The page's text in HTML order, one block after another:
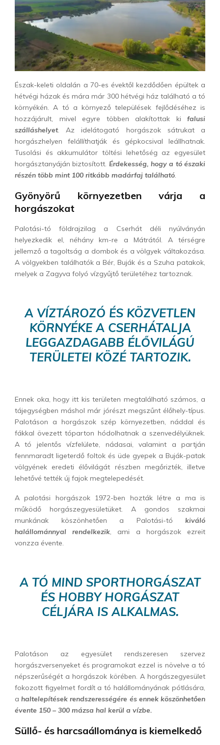
Észak-keleti oldalán a 70-es évektől kezdődően épültek a
hétvégi házak és mára már 300 hétvégi ház található a tó
környékén. A tó a környező települések fejlődéséhez is
hozzájárult, mivel egyre többen alakítottak ki falusi
szálláshelyet. Az idelátogató horgászok sátrukat a
horgászhelyen felállíthatják és gépkocsival leállhatnak.
Tusolási és akkumulátor töltési lehetőség az egyesület
horgásztanyáján biztosított. Érdekesség, hogy a tó északi
részén több mint 100 ritkább madárfaj található.
Gyönyörű környezetben várja a
horgászokat
Palotási-tó földrajzilag a Cserhát déli nyúlványán
helyezkedik el, néhány km-re a Mátrától. A térségre
jellemző a tagoltság a dombok és a völgyek váltakozása.
A völgyekben találhatók a Bér, Buják és a Szuha patakok,
melyek a Zagyva folyó vízgyűjtő területéhez tartoznak.
A VÍZTÁROZÓ ÉS KÖZVETLEN
KÖRNYÉKE A CSERHÁTALJA
LEGGAZDAGABB ÉLŐVILÁGÚ
TERÜLETEI KÖZÉ TARTOZIK.
Ennek oka, hogy itt kis területen megtalálható számos, a
tájegységben máshol már jórészt megszűnt élőhely-típus.
Palotáson a horgászok szép környezetben, náddal és
fákkal övezett tóparton hódolhatnak a szenvedélyüknek.
A tó jelentős vízfelülete, nádasai, valamint a partján
fennmaradt ligeterdő foltok és üde gyepek a Buják-patak
völgyének eredeti élővilágát részben megőrizték, illetve
lehetővé tették új fajok megtelepedését.
A palotási horgászok 1972-ben hozták létre a ma is
működő horgászegyesületüket. A gondos szakmai
munkának köszönhetően a Palotási-tó kiváló
halállománnyal rendelkezik, ami a horgászok ezreit
vonzza évente.
A TÓ MIND SPORTHORGÁSZAT
ÉS HOBBY HORGÁSZAT
CÉLJÁRA IS ALKALMAS.
Palotáson az egyesület rendszeresen szervez
horgászversenyeket és programokat ezzel is növelve a tó
népszerűségét a horgászok körében. A horgászegyesület
fokozott figyelmet fordít a tó halállományának pótlására,
ahaltelepítések rendszerességére és ennek köszönhetően
évente 150 – 300 mázsa hal kerül a vízbe.
Süllő- és harcsaállománya is kiemelkedő